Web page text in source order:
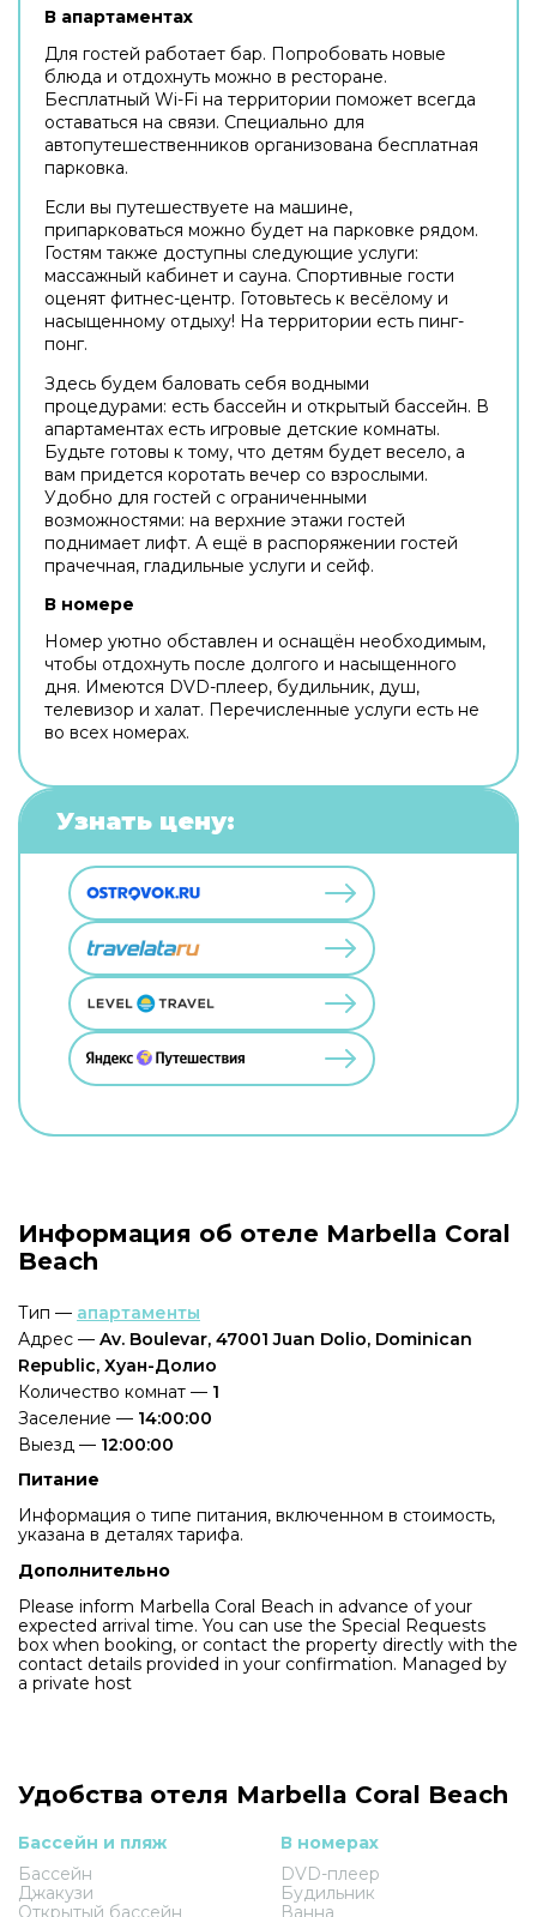
В апартаментах
Для гостей работает бар. Попробовать новые
блюда и отдохнуть можно в ресторане.
Бесплатный Wi-Fi на территории поможет всегда
оставаться на связи. Специально для
автопутешественников организована бесплатная
парковка.
Если вы путешествуете на машине,
припарковаться можно будет на парковке рядом.
Гостям также доступны следующие услуги:
массажный кабинет и сауна. Спортивные гости
оценят фитнес-центр. Готовьтесь к весёлому и
насыщенному отдыху! На территории есть пинг-
понг.
Здесь будем баловать себя водными
процедурами: есть бассейн и открытый бассейн. В
апартаментах есть игровые детские комнаты.
Будьте готовы к тому, что детям будет весело, а
вам придется коротать вечер со взрослыми.
Удобно для гостей с ограниченными
возможностями: на верхние этажи гостей
поднимает лифт. А ещё в распоряжении гостей
прачечная, гладильные услуги и сейф.
В номере
Номер уютно обставлен и оснащён необходимым,
чтобы отдохнуть после долгого и насыщенного
дня. Имеются DVD-плеер, будильник, душ,
телевизор и халат. Перечисленные услуги есть не
во всех номерах.
Узнать цену:
Информация об отеле Marbella Coral
Beach
Тип — апартаменты
Адрес — Av. Boulevar, 47001 Juan Dolio, Dominican
Republic, Хуан-Долио
Количество комнат — 1
Заселение — 14:00:00
Выезд — 12:00:00
Питание
Информация о типе питания, включенном в стоимость,
указана в деталях тарифа.
Дополнительно
Please inform Marbella Coral Beach in advance of your
expected arrival time. You can use the Special Requests
box when booking, or contact the property directly with the
contact details provided in your confirmation. Managed by
a private host
Удобства отеля Marbella Coral Beach
Бассейн и пляж
Бассейн
Джакузи
Открытый бассейн
В номерах
DVD-плеер
Будильник
Ванна